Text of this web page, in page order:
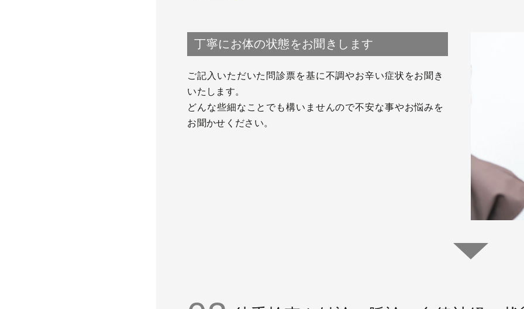
丁寧にお体の状態をお聞きします
ご記入いただいた問診票を基に不調やお辛い症状をお聞き
いたします。
どんな些細なことでも構いませんので不安な事やお悩みを
お聞かせください。